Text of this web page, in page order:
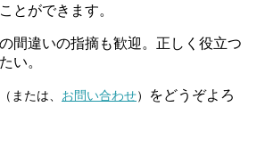
とができます。
間違いの指摘も歓迎。正しく役立つ
い。
（または、 お問い合わせ）
をどうぞよろ